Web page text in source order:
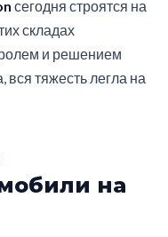
сегодня строятся на
складах
и решением
вся тяжесть легла на
на